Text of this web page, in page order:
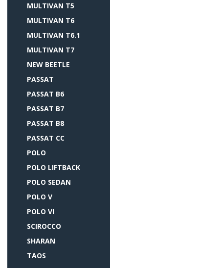
MULTIVAN T5
MULTIVAN T6
MULTIVAN T6.1
MULTIVAN T7
NEW BEETLE
PASSAT
PASSAT B6
PASSAT B7
PASSAT B8
PASSAT CC
POLO
POLO LIFTBACK
POLO SEDAN
POLO V
POLO VI
SCIROCCO
SHARAN
TAOS